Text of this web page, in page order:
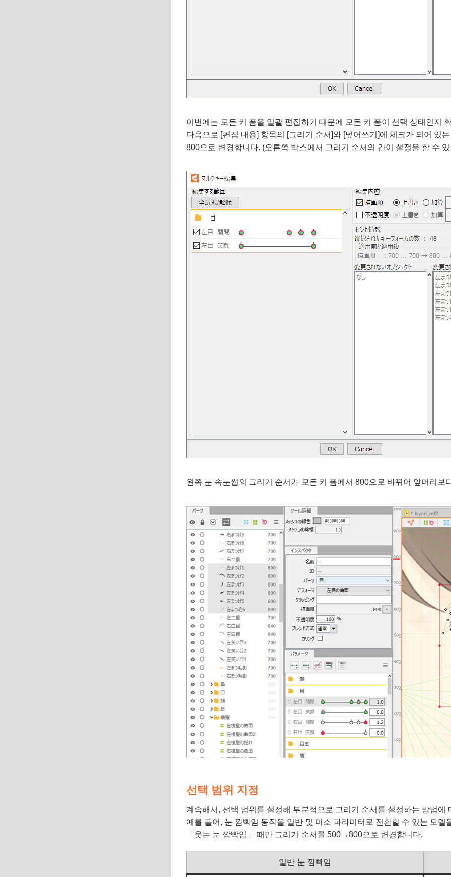
이번에는 모든 키 폼을 일괄 편집하기 때문에 모든 키 폼이 선택 상태인지
다음으로 [편집 내용] 항목의 [그리기 순서]와 [덮어쓰기]에 체크가 되어 있
800으로 변경합니다. (오른쪽 박스에서 그리기 순서의 간이 설정을 할 수
왼쪽 눈 속눈썹의 그리기 순서가 모든 키 폼에서 800으로 바뀌어 앞머리보
선택 범위 지정
계속해서, 선택 범위를 설정해 부분적으로 그리기 순서를 설정하는 방법에
예를 들어, 눈 깜빡임 동작을 일반 및 미소 파라미터로 전환할 수 있는 모델
「웃는 눈 깜빡임」 때만 그리기 순서를 500→800으로 변경합니다.
일반 눈 깜빡임